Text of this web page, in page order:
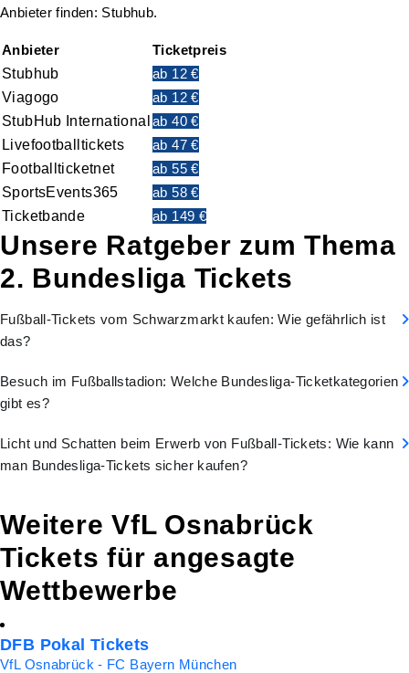
Anbieter finden: Stubhub.
Anbieter
Ticketpreis
Stubhub
ab 12 €
Viagogo
ab 12 €
StubHub International ab 40 €
Livefootballtickets
ab 47 €
Footballticketnet
ab 55 €
SportsEvents365
ab 58 €
Ticketbande
ab 149 €
Unsere Ratgeber zum Thema
2. Bundesliga Tickets
Fußball-Tickets vom Schwarzmarkt kaufen: Wie gefährlich ist
das?
Besuch im Fußballstadion: Welche Bundesliga-Ticketkategorien
gibt es?
Licht und Schatten beim Erwerb von Fußball-Tickets: Wie kann
man Bundesliga-Tickets sicher kaufen?
Weitere VfL Osnabrück
Tickets für angesagte
Wettbewerbe
DFB Pokal Tickets
VfL Osnabrück - FC Bayern München